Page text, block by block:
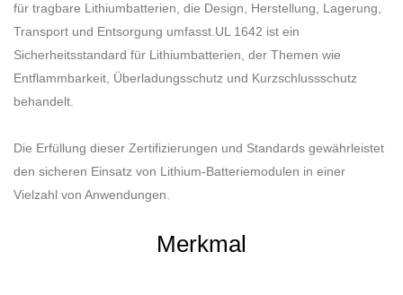
für tragbare Lithiumbatterien, die Design, Herstellung, Lagerung,
Transport und Entsorgung umfasst.UL 1642 ist ein
Sicherheitsstandard für Lithiumbatterien, der Themen wie
Entflammbarkeit, Überladungsschutz und Kurzschlussschutz
behandelt.
Die Erfüllung dieser Zertifizierungen und Standards gewährleistet
den sicheren Einsatz von Lithium-Batteriemodulen in einer
Vielzahl von Anwendungen.
Merkmal